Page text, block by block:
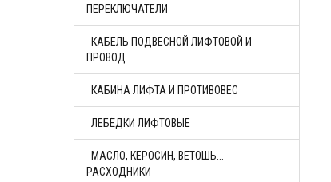
ПЕРЕКЛЮЧАТЕЛИ
КАБЕЛЬ ПОДВЕСНОЙ ЛИФТОВОЙ И
ПРОВОД
КАБИНА ЛИФТА И ПРОТИВОВЕС
ЛЕБЁДКИ ЛИФТОВЫЕ
МАСЛО, КЕРОСИН, ВЕТОШЬ...
РАСХОДНИКИ